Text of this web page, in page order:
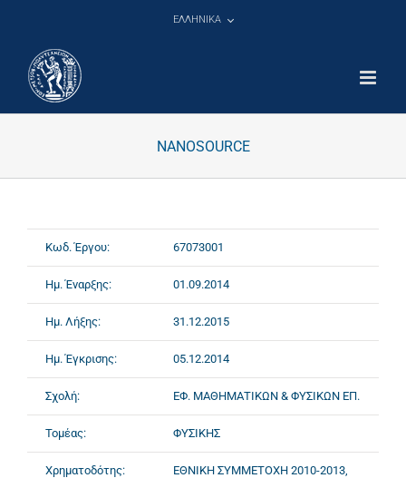
ΕΛΛΗΝΙΚΑ
NANOSOURCE
Κωδ. Έργου: 67073001
Ημ. Έναρξης: 01.09.2014
Ημ. Λήξης: 31.12.2015
Ημ. Έγκρισης: 05.12.2014
Σχολή: ΕΦ. ΜΑΘΗΜΑΤΙΚΩΝ & ΦΥΣΙΚΩΝ ΕΠ.
Τομέας: ΦΥΣΙΚΗΣ
Χρηματοδότης:
ΕΘΝΙΚΗ ΣΥΜΜΕΤΟΧΗ 2010-2013,